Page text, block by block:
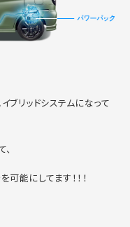
ブリッドシステムになって
可能にしてます！！！